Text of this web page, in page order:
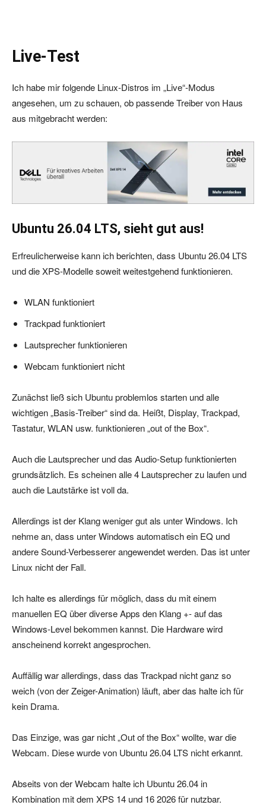
Live-Test
Ich habe mir folgende Linux-Distros im „Live“-Modus
angesehen, um zu schauen, ob passende Treiber von Haus
aus mitgebracht werden:
Ubuntu 26.04 LTS, sieht gut aus!
Erfreulicherweise kann ich berichten, dass Ubuntu 26.04 LTS
und die XPS-Modelle soweit weitestgehend funktionieren.
WLAN funktioniert
Trackpad funktioniert
Lautsprecher funktionieren
Webcam funktioniert nicht
Zunächst ließ sich Ubuntu problemlos starten und alle
wichtigen „Basis-Treiber“ sind da. Heißt, Display, Trackpad,
Tastatur, WLAN usw. funktionieren „out of the Box“.
Auch die Lautsprecher und das Audio-Setup funktionierten
grundsätzlich. Es scheinen alle 4 Lautsprecher zu laufen und
auch die Lautstärke ist voll da.
Allerdings ist der Klang weniger gut als unter Windows. Ich
nehme an, dass unter Windows automatisch ein EQ und
andere Sound-Verbesserer angewendet werden. Das ist unter
Linux nicht der Fall.
Ich halte es allerdings für möglich, dass du mit einem
manuellen EQ über diverse Apps den Klang +- auf das
Windows-Level bekommen kannst. Die Hardware wird
anscheinend korrekt angesprochen.
Auffällig war allerdings, dass das Trackpad nicht ganz so
weich (von der Zeiger-Animation) läuft, aber das halte ich für
kein Drama.
Das Einzige, was gar nicht „Out of the Box“ wollte, war die
Webcam. Diese wurde von Ubuntu 26.04 LTS nicht erkannt.
Abseits von der Webcam halte ich Ubuntu 26.04 in
Kombination mit dem XPS 14 und 16 2026 für nutzbar.